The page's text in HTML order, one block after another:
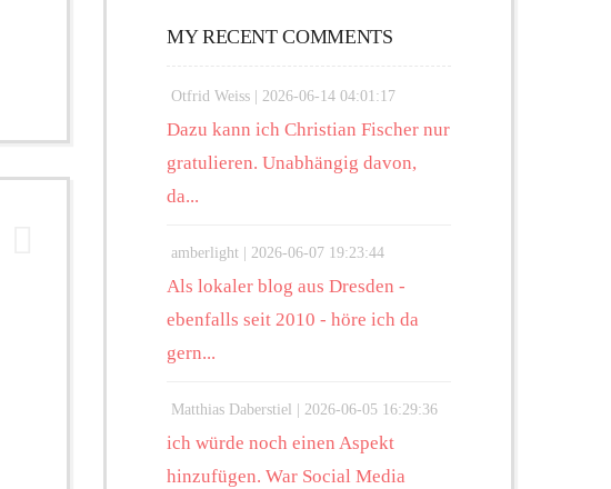
MY RECENT COMMENTS
Otfrid Weiss | 2026-06-14 04:01:17
Dazu kann ich Christian Fischer nur
gratulieren. Unabhängig davon,
da...
amberlight | 2026-06-07 19:23:44
Als lokaler blog aus Dresden -
ebenfalls seit 2010 - höre ich da
gern...
Matthias Daberstiel | 2026-06-05 16:29:36
ich würde noch einen Aspekt
hinzufügen. War Social Media